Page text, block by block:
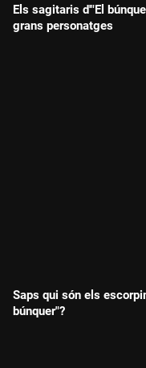
Els sagitaris d'"El
grans personatges
Saps qui són els
búnquer"?